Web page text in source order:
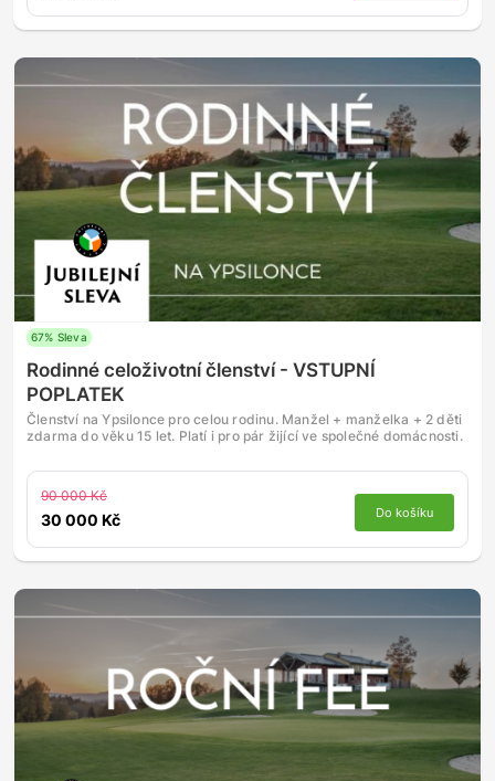
67% Sleva
Rodinné celoživotní členství - VSTUPNÍ
POPLATEK
Členství na Ypsilonce pro celou rodinu. Manžel + manželka + 2 děti
zdarma do věku 15 let. Platí i pro pár žijící ve společné domácnosti.
90 000 Kč
30 000 Kč Do košíku